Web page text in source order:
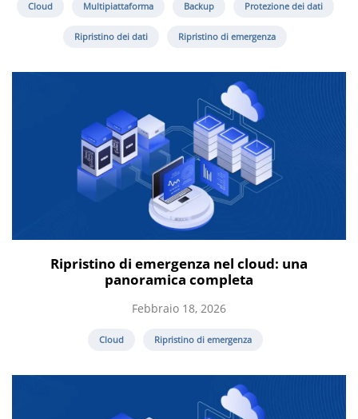
Cloud Multipiattaforma Backup Protezione dei dati
Ripristino dei dati Ripristino di emergenza
Ripristino di emergenza nel cloud: una
panoramica completa
Febbraio 18, 2026
Cloud Ripristino di emergenza